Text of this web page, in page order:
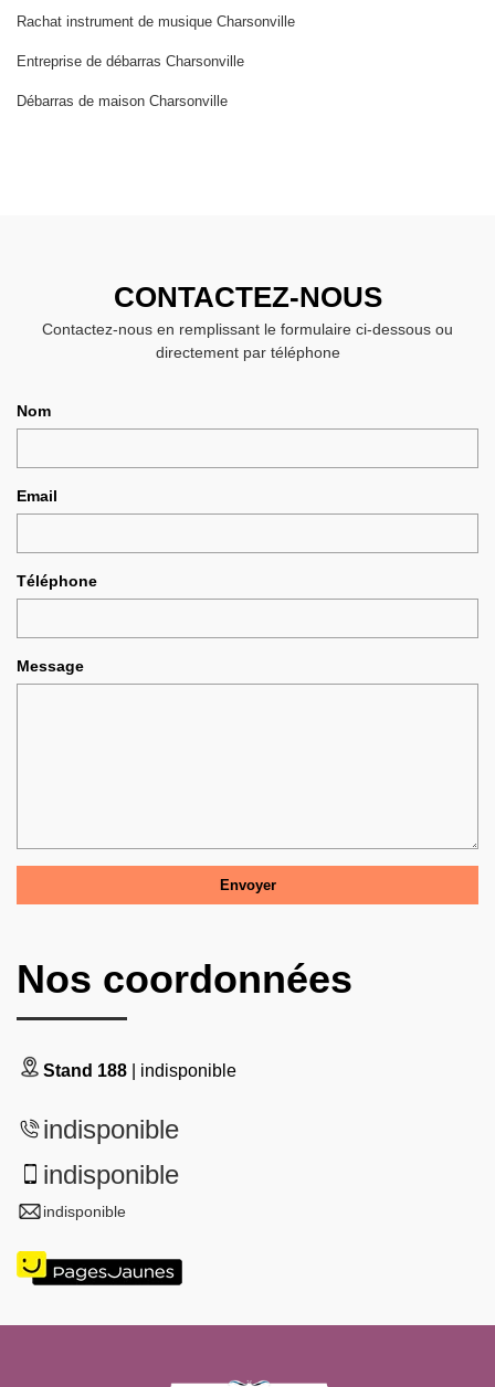
Rachat instrument de musique Charsonville
Entreprise de débarras Charsonville
Débarras de maison Charsonville
CONTACTEZ-NOUS
Contactez-nous en remplissant le formulaire ci-dessous ou
directement par téléphone
Nom
Email
Téléphone
Message
Nos coordonnées
Stand 188 | indisponible
indisponible
indisponible
indisponible